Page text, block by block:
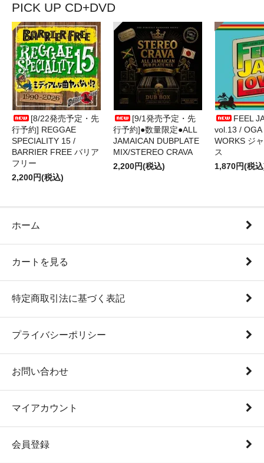
PICK UP CD+DVD
[8/22発売予定・先
行予約] REGGAE
SPECIALITY 15 /
BARRIER FREE バリア
フリー
2,200円(税込)
[9/1発売予定・先
行予約]●数量限定●ALL
JAMAICAN DUBPLATE
MIX/STEREO CRAVA
2,200円(税込)
FEEL
vol.13 / OGA
WORKS ジ
ス
1,870円(税
ホーム
カートを見る
特定商取引法に基づく表記
プライバシーポリシー
お問い合わせ
マイアカウント
会員登録